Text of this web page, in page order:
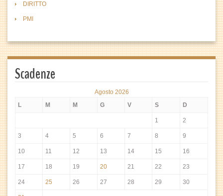
DIRITTO
PMI
Scadenze
Agosto 2026
L
M M G V S D
1 2
3 4 5 6 7 8 9
10 11 12 13 14 15 16
17 18 19 20 21 22 23
24 25 26 27 28 29 30